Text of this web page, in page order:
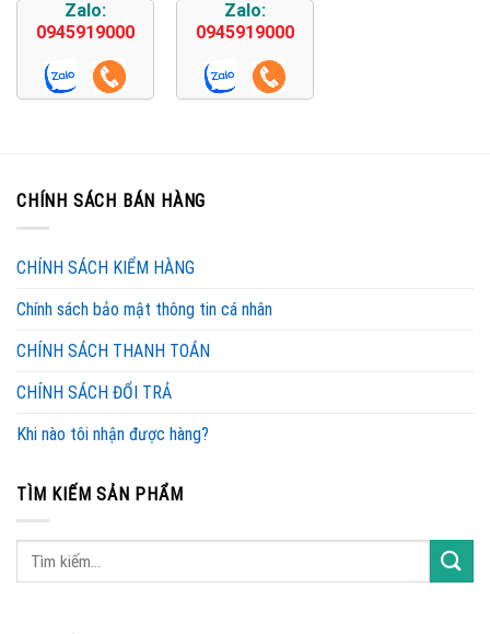
Zalo:
0945919000
Zalo:
0945919000
CHÍNH SÁCH BÁN HÀNG
CHÍNH SÁCH KIỂM HÀNG
Chính sách bảo mật thông tin cá nhân
CHÍNH SÁCH THANH TOÁN
CHÍNH SÁCH ĐỔI TRẢ
Khi nào tôi nhận được hàng?
TÌM KIẾM SẢN PHẨM